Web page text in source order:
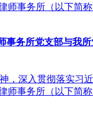
师事务所（以下简
事务所党支部与我
，深入贯彻落实习
师事务所（以下简